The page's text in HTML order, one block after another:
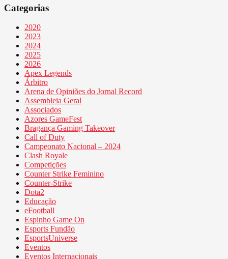
Categorias
2020
2023
2024
2025
2026
Apex Legends
Árbitro
Arena de Opiniões do Jornal Record
Assembleia Geral
Associados
Azores GameFest
Bragança Gaming Takeover
Call of Duty
Campeonato Nacional – 2024
Clash Royale
Competições
Counter Strike Feminino
Counter-Strike
Dota2
Educação
eFootball
Espinho Game On
Esports Fundão
EsportsUniverse
Eventos
Eventos Internacionais